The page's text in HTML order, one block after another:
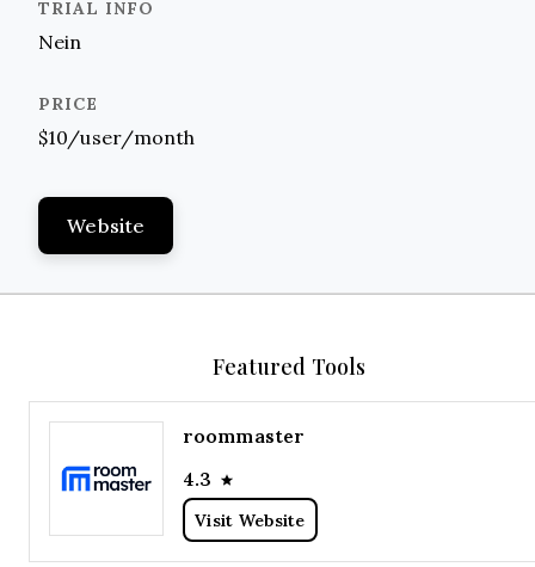
Nein
$10/user/month
Website
Featured Tools
roommaster
4.3
Visit Website